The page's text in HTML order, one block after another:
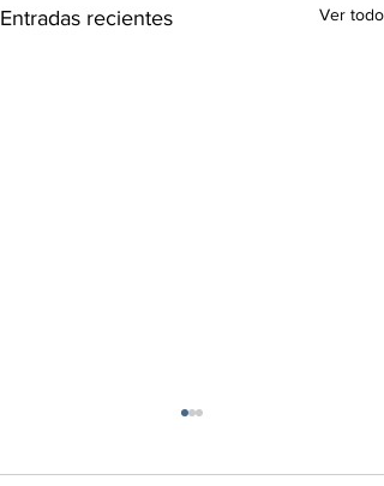
Entradas recientes Ver todo